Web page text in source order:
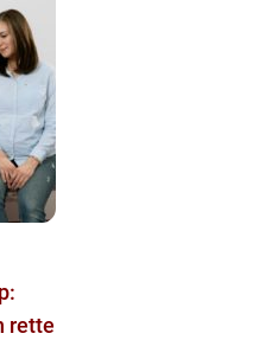
rette